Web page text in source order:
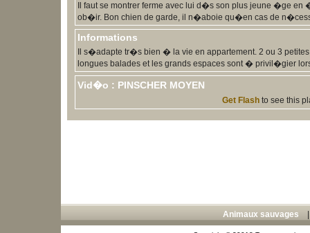
Il faut se montrer ferme avec lui d�s son plus jeune �ge
ob�ir. Bon chien de garde, il n�aboie qu�en cas de
Informations
Il s�adapte tr�s bien � la vie en appartement. 2 ou 3
longues balades et les grands espaces sont � privil�gier
Vid�o : PINSCHER MOYEN
Get Flash to see this
Animaux sauvages